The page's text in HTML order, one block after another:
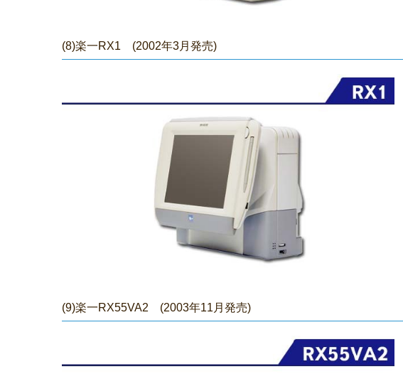
(8)楽一RX1 (2002年3月発売)
(9)楽一RX55VA2 (2003年11月発売)